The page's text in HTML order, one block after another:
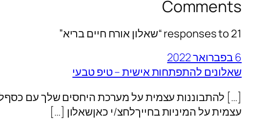
Comments
21 responses to “שאלון אורח חיים בריא”
6 בפברואר 2022
שאלונים להתפתחות אישית – טיפ טבעי
[…] להתבוננות עצמית על מערכת היחסים שלך עם
עצמית על המיניות בחייךלחצ/י כאןשאלון […]